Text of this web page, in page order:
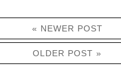
« NEWER POST
OLDER POST »